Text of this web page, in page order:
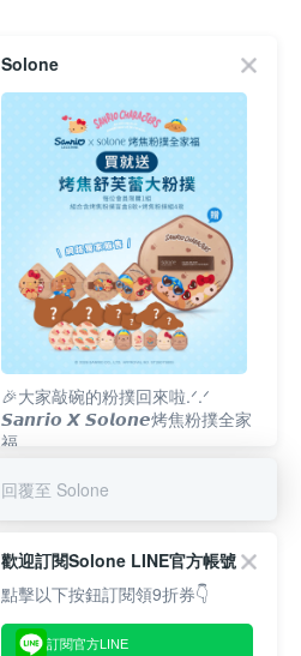
Solone
🎉大家敲碗的粉撲回來啦.ᐟ‪‪.ᐟ
𝙎𝙖𝙣𝙧𝙞𝙤 𝙓 𝙎𝙤𝙡𝙤𝙣𝙚烤焦粉撲全家
福
回覆至 Solone
歡迎訂閱Solone LINE官方帳號
點擊以下按鈕訂閱領9折券👇
訂閱官方LINE